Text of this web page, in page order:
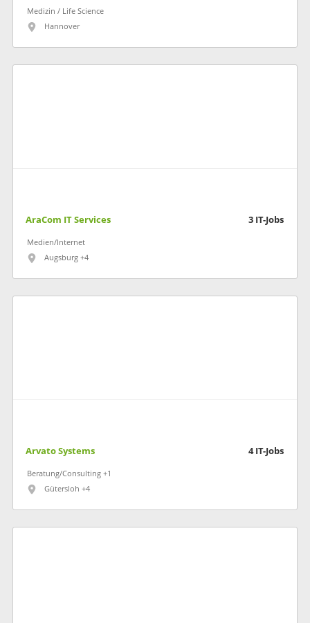
Medizin / Life Science
Hannover
AraCom IT Services 3 IT-Jobs
Medien/Internet
Augsburg +4
Arvato Systems 4 IT-Jobs
Beratung/Consulting +1
Gütersloh +4